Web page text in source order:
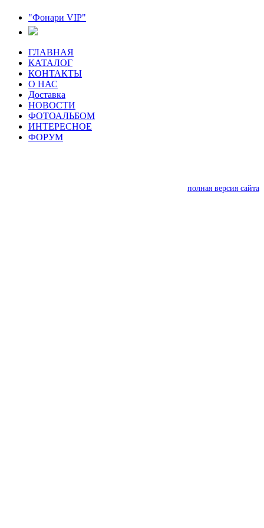
"Фонари VIP"
ГЛАВНАЯ
КАТАЛОГ
КОНТАКТЫ
О НАС
Доставка
НОВОСТИ
ФОТОАЛЬБОМ
ИНТЕРЕСНОЕ
ФОРУМ
полная версия сайта